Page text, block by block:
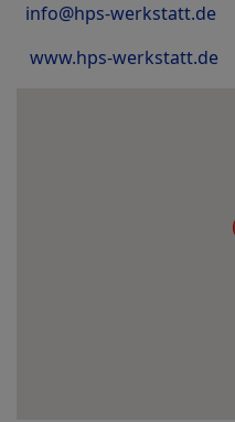
info@hps-werkstatt.de
www.hps-werkstatt.de